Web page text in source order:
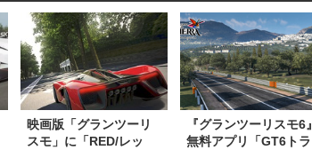
映画版「グランツーリ
スモ」に「RED/レッ
『グランツーリスモ6』
無料アプリ「GT6トラ